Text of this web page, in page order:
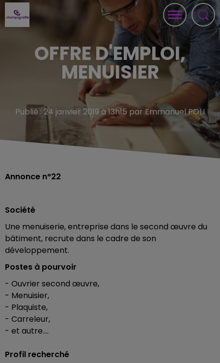
OFFRE D'EMPLOI,
MENUISIER
Publié : 24 janvier 2019 à 13h15 par Emmanuel POLI
Annonce n°22
Société
Une menuiserie, entreprise dans le second œuvre du
bâtiment, recrute dans le cadre de son
développement.
Postes à pourvoir
- Ouvrier second œuvre,
- Menuisier,
- Plaquiste,
- Carreleur,
- et autre....
Profil recherché